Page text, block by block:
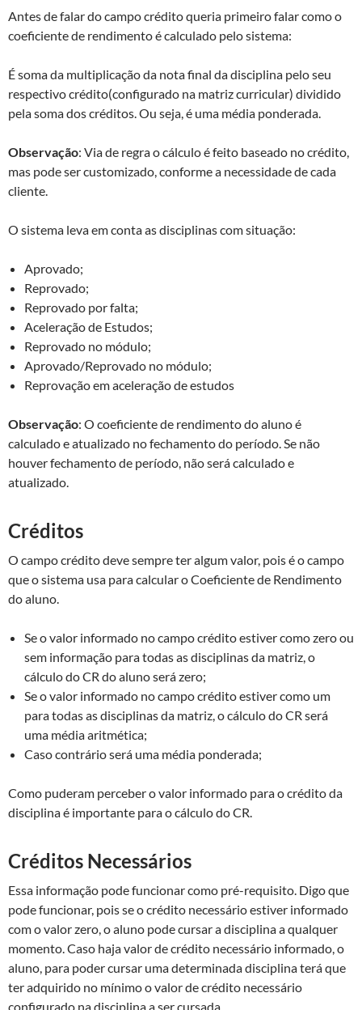
Antes de falar do campo crédito queria primeiro falar como o
coeficiente de rendimento é calculado pelo sistema:
É soma da multiplicação da nota final da disciplina pelo seu
respectivo crédito(configurado na matriz curricular) dividido
pela soma dos créditos. Ou seja, é uma média ponderada.
Observação: Via de regra o cálculo é feito baseado no crédito,
mas pode ser customizado, conforme a necessidade de cada
cliente.
O sistema leva em conta as disciplinas com situação:
Aprovado;
Reprovado;
Reprovado por falta;
Aceleração de Estudos;
Reprovado no módulo;
Aprovado/Reprovado no módulo;
Reprovação em aceleração de estudos
Observação: O coeficiente de rendimento do aluno é
calculado e atualizado no fechamento do período. Se não
houver fechamento de período, não será calculado e
atualizado.
Créditos
O campo crédito deve sempre ter algum valor, pois é o campo
que o sistema usa para calcular o Coeficiente de Rendimento
do aluno.
Se o valor informado no campo crédito estiver como zero ou
sem informação para todas as disciplinas da matriz, o
cálculo do CR do aluno será zero;
Se o valor informado no campo crédito estiver como um
para todas as disciplinas da matriz, o cálculo do CR será
uma média aritmética;
Caso contrário será uma média ponderada;
Como puderam perceber o valor informado para o crédito da
disciplina é importante para o cálculo do CR.
Créditos Necessários
Essa informação pode funcionar como pré-requisito. Digo que
pode funcionar, pois se o crédito necessário estiver informado
com o valor zero, o aluno pode cursar a disciplina a qualquer
momento. Caso haja valor de crédito necessário informado, o
aluno, para poder cursar uma determinada disciplina terá que
ter adquirido no mínimo o valor de crédito necessário
configurado na disciplina a ser cursada.